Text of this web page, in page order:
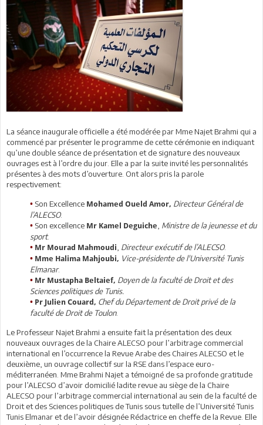
La séance inaugurale officielle a été modérée par Mme Najet Brahmi qui a
commencé par présenter le programme de cette cérémonie en indiquant
qu’une double séance de présentation et de signature des nouveaux
ouvrages est à l’ordre du jour. Elle a par la suite invité les personnalités
présentes à des mots d’ouverture. Ont alors pris la parole
respectivement:
• Son Excellence Mohamed Oueld Amor, Directeur Général de
l’ALECSO.
• Son excellence Mr Kamel Deguiche Ministre de la jeunesse et du
sport.
• Mr Mourad Mahmoudi Directeur exécutif de l’ALECSO.
• Mme Halima Mahjoubi, Vice-présidente de l'Université Tunis
Elmanar.
• Mr Mustapha Beltaief, Doyen de la faculté de Droit et des
Sciences politiques de Tunis.
• Pr Julien Couard, Chef du Département de Droit privé de la
faculté de Droit de Toulon.
Le Professeur Najet Brahmi a ensuite fait la présentation des deux
nouveaux ouvrages de la Chaire ALECSO pour l’arbitrage commercial
international en l’occurrence la Revue Arabe des Chaires ALECSO et le
deuxième, un ouvrage collectif sur la RSE dans l’espace euro-
méditerranéen. Mme Brahmi Najet a témoigné de sa profonde gratitude
pour l’ALECSO d’avoir domicilié ladite revue au siège de la Chaire
ALECSO pour l’arbitrage commercial international au sein de la faculté de
Droit et des Sciences politiques de Tunis sous tutelle de l’Université Tunis
Tunis Elmanar et de l’avoir désignée Rédactrice en cheffe de la Revue. Elle